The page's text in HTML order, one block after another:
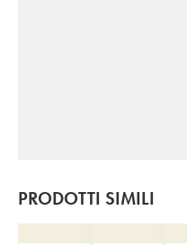
PRODOTTI SIMILI